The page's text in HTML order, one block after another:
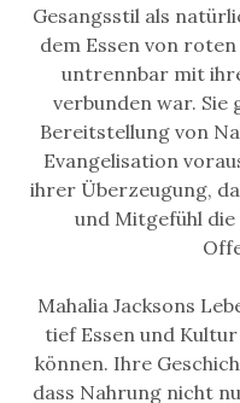
Gesangsstil als
dem Essen von
untrennbar mit
verbunden war. Sie
Bereitstellung von
Evangelisation
ihrer Überzeugung,
und Mitgefühl
Mahalia Jacksons
tief Essen und
können. Ihre
dass Nahrung nicht